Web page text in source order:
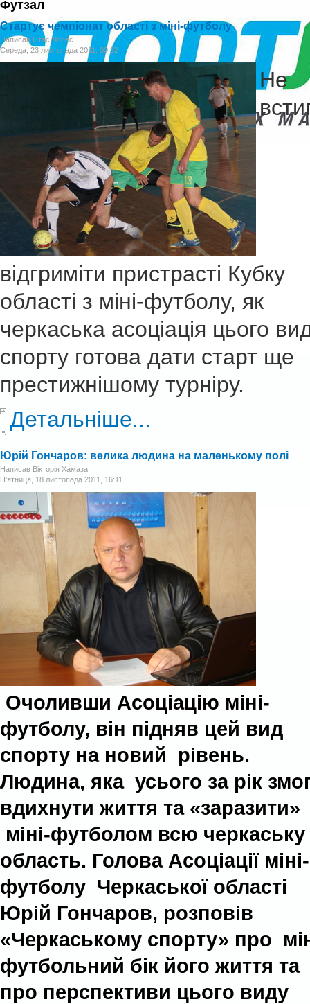
Футзал
Стартує чемпіонат області з міні-футболу
Написав Стас Лопес
Середа, 23 листопада 2011, 00:32
Не
відгриміти пристрасті Кубку
області з міні-футболу, як
черкаська асоціація цього
спорту готова дати старт ще
престижнішому турніру.
Детальніше...
Юрій Гончаров: велика людина на маленькому полі
Написав Вікторія Хамаза
П'ятниця, 18 листопада 2011, 16:11
Очоливши Асоціацію міні-
футболу, він підняв цей вид
спорту на новий рівень.
Людина, яка усього за рік
вдихнути життя та «заразити»
міні-футболом всю черкаську
область. Голова Асоціації міні-
футболу Черкаської області
Юрій Гончаров, розповів
«Черкаському спорту» про
футбольний бік його життя та
про перспективи цього виду